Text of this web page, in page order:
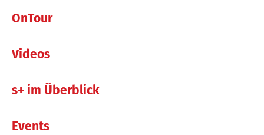
OnTour
Videos
s+ im Überblick
Events